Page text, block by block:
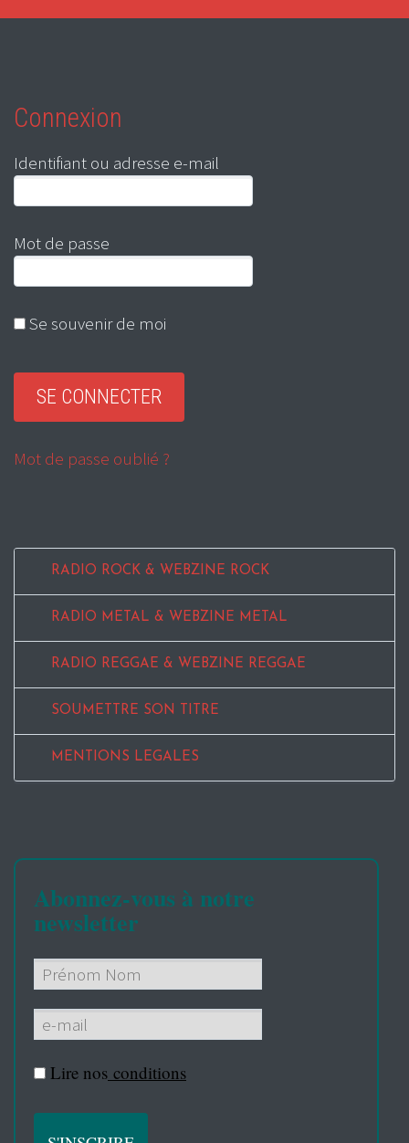
Connexion
Identifiant ou adresse e-mail
Mot de passe
Se souvenir de moi
Mot de passe oublié ?
RADIO ROCK & WEBZINE ROCK
RADIO METAL & WEBZINE METAL
RADIO REGGAE & WEBZINE REGGAE
SOUMETTRE SON TITRE
MENTIONS LEGALES
Abonnez-vous à notre
newsletter
Lire nos conditions